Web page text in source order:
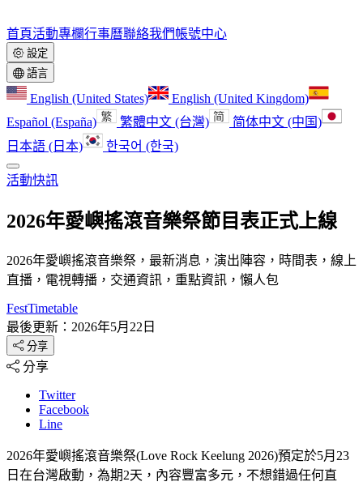
首頁活動專欄行事曆聯絡我們帳號中心
設定
語言
English (United States)
English (United Kingdom)
Español (España)
繁體中文 (台灣)
简体中文 (中国)
日本語 (日本)
한국어 (한국)
活動快訊
2026年愛嶼搖滾音樂祭節目表正式上線
2026年愛嶼搖滾音樂祭，最新消息，演出陣容，時間表，線上
直播，電視轉播，交通資訊，重點資訊，懶人包
FestTimetable
最後更新：2026年5月22日
分享
分享
Twitter
Facebook
Line
2026年愛嶼搖滾音樂祭(Love Rock Keelung 2026)預定於5月23
日在台灣啟動，為期2天，內容豐富多元，不想錯過任何直